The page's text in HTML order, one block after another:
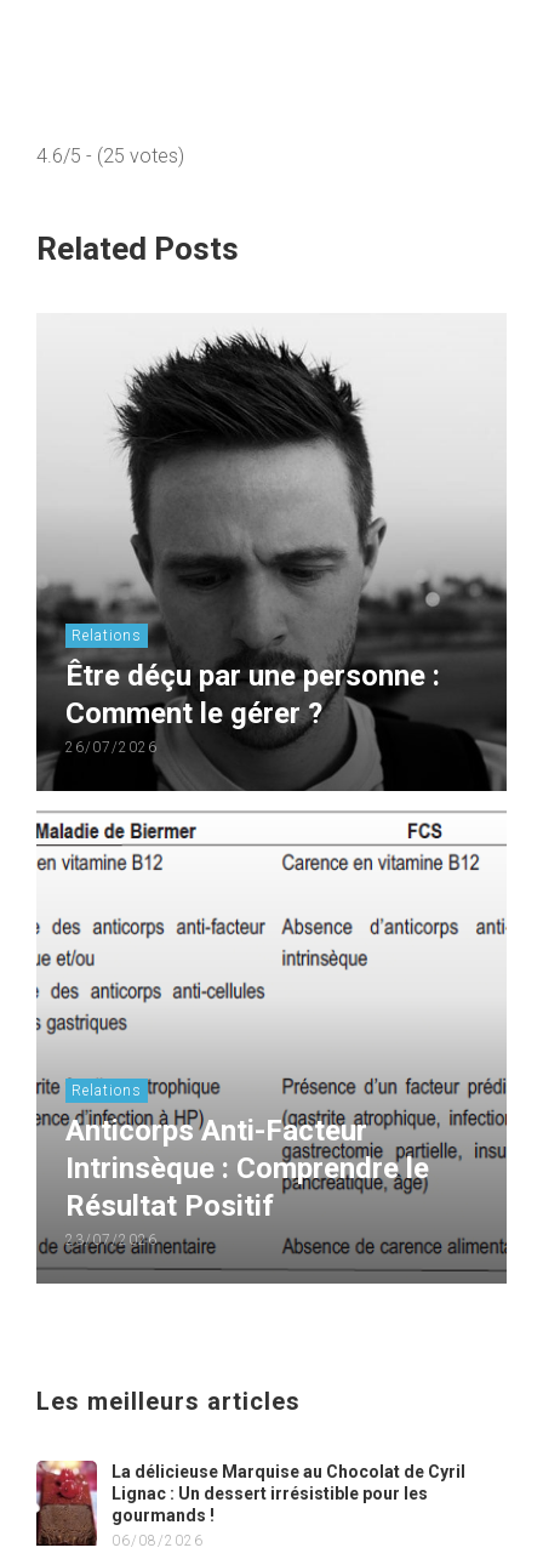
4.6/5 - (25 votes)
Related Posts
Relations
Être déçu par une personne :
Comment le gérer ?
26/07/2026
Relations
Anticorps Anti-Facteur
Intrinsèque : Comprendre le
Résultat Positif
23/07/2026
Les meilleurs articles
La délicieuse Marquise au Chocolat de Cyril
Lignac : Un dessert irrésistible pour les
gourmands !
06/08/2026